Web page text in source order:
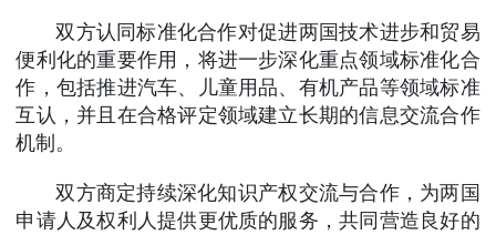
双方认同标准化合作对促进两国技术进步和贸易
便利化的重要作用，将进一步深化重点领域标准化合
作，包括推进汽车、儿童用品、有机产品等领域标准
互认，并且在合格评定领域建立长期的信息交流合作
机制。
双方商定持续深化知识产权交流与合作，为两国
申请人及权利人提供更优质的服务，共同营造良好的